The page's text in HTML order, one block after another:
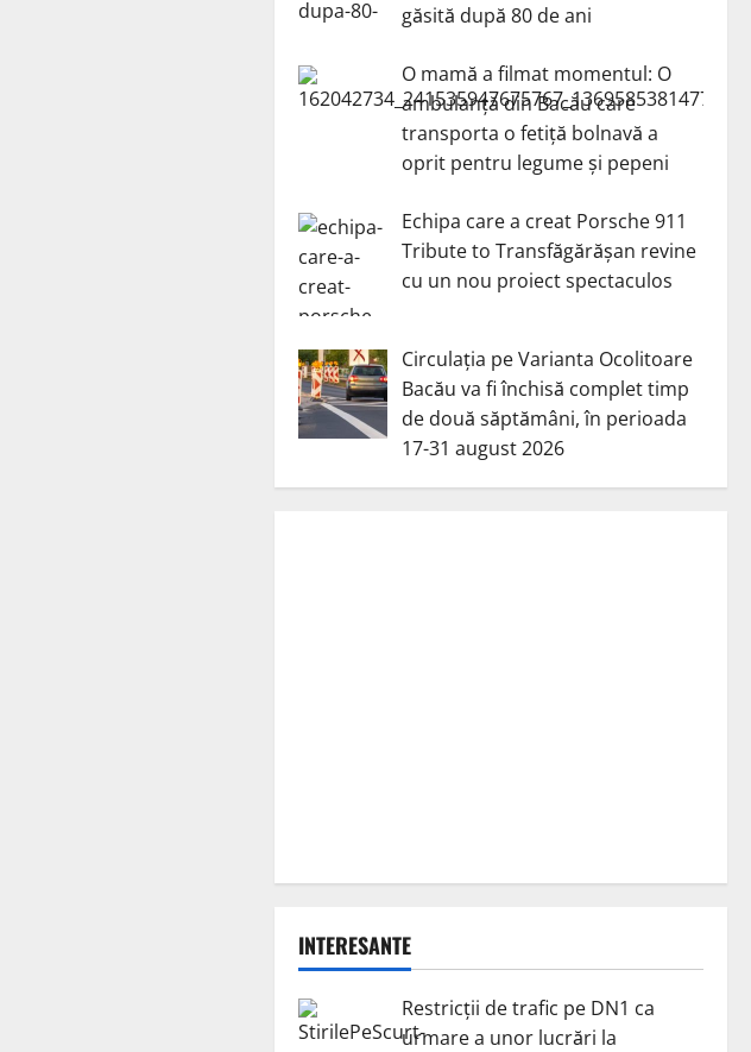
găsită după 80 de ani
O mamă a filmat momentul: O
ambulanță din Bacău care
transporta o fetiță bolnavă a
oprit pentru legume și pepeni
Echipa care a creat Porsche 911
Tribute to Transfăgărășan revine
cu un nou proiect spectaculos
Circulația pe Varianta Ocolitoare
Bacău va fi închisă complet timp
de două săptămâni, în perioada
17-31 august 2026
INTERESANTE
Restricții de trafic pe DN1 ca
urmare a unor lucrări la